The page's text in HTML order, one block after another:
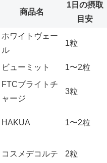
商品名
1日の摂取
目安
ホワイトヴェー
ル
1粒
ビューミット
1〜2粒
FTCブライトチ
ャージ
3粒
HAKUA 1〜2粒
コスメデコルテ 2粒